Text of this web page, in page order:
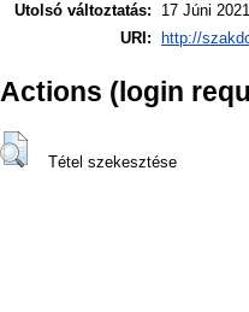
Utolsó változtatás:
17 Júni
URI:
http://
Actions (login
Tétel szekesztése